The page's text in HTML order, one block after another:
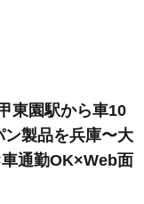
東園駅から車10
製品を兵庫〜大
通勤OK×Web面